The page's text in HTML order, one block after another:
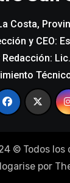
Costa,
y CEO:
Redacción:
© Todos los
por